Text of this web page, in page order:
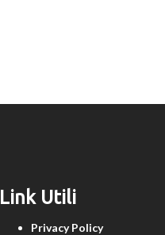
Link Utili
Privacy Policy